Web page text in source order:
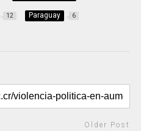
12 Paraguay 6
Older Post